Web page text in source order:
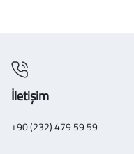
İletişim
+90 (232) 479 59 59